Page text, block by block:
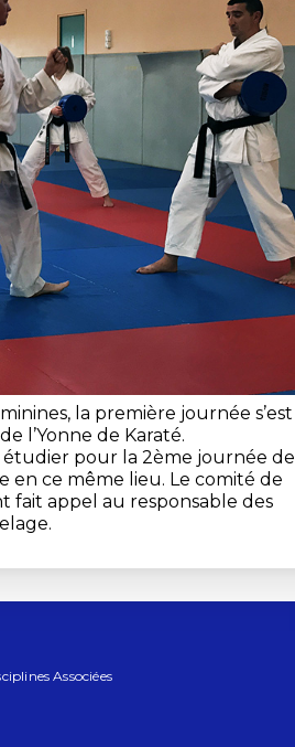
la première journée s’est
l’Yonne de Karaté.
pour la 2ème journée de
en ce même lieu. Le comité de
fait appel au responsable des
Associées